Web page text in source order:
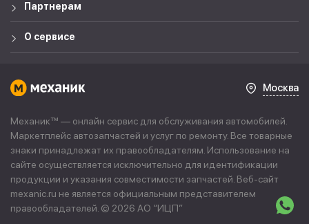
Партнерам
О сервисе
Москва
Механик™ — онлайн сервис для обслуживания автомобилей.
Маркетплейс автозапчастей и услуг по ремонту. Все товарные
знаки принадлежат их правообладателям. Использование на
сайте осуществляется исключительно для идентификации
продукции и указания совместимости запчастей. Веб-сайт
mexanic.ru не является официальным представителем
правообладателей. © 2026 АО “ИЦП”